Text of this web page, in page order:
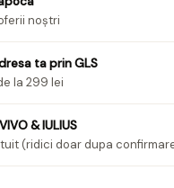
noștri
ta prin GLS
la 299 lei
& IULIUS
(ridici doar dupa